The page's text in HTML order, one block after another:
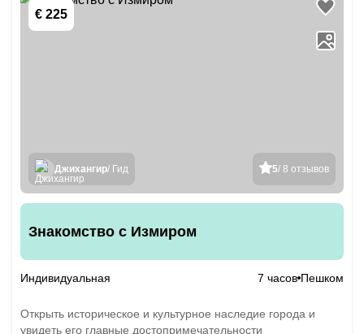
€ 225
5/ 8 отзывов
Джихангир/ Гид
Знакомство с Измиром
Индивидуальная 7 часов Пешком
Открыть историческое и культурное наследие города и
увидеть его главные достопримечательности